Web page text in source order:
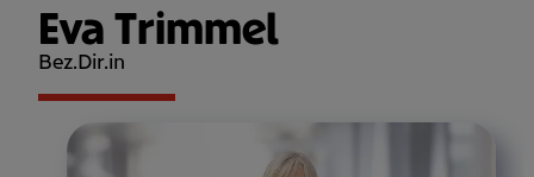
Eva Trimmel
Bez.Dir.in